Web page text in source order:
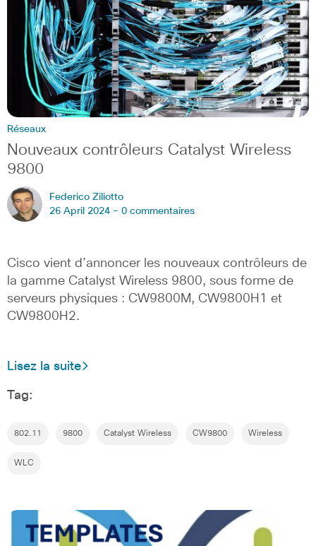
Réseaux
Nouveaux contrôleurs Catalyst Wireless
9800
Federico Ziliotto
26 April 2024 - 0 commentaires
Cisco vient d’annoncer les nouveaux contrôleurs de
la gamme Catalyst Wireless 9800, sous forme de
serveurs physiques : CW9800M, CW9800H1 et
CW9800H2.
Lisez la suite
Tag:
802.11 9800 Catalyst Wireless CW9800 Wireless
WLC